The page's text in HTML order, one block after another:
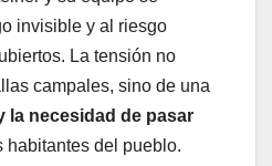
invisible y al riesgo
La tensión no
campales, sino de una
la necesidad de pasar
habitantes del pueblo.